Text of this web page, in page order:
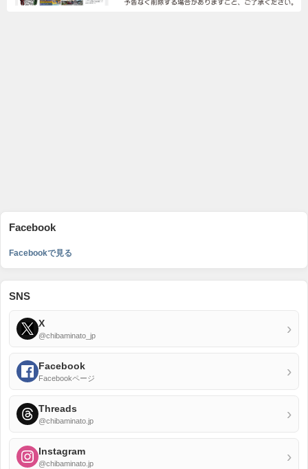
Facebook
Facebookで見る
SNS
X
@chibaminato_jp ›
Facebook
Facebookページ ›
Threads
@chibaminato.jp ›
Instagram
@chibaminato.jp ›